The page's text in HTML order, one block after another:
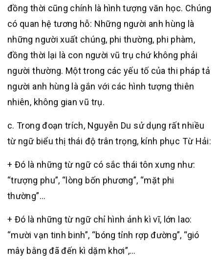
đồng thời cũng chính là hình tượng văn học. Chúng
có quan hệ tương hỗ: Những người anh hùng là
những người xuất chúng, phi thường, phi phàm,
đồng thời lại là con người vũ trụ chứ không phải
người thường. Một trong các yếu tố của thi pháp tả
người anh hùng là gắn với các hình tượng thiên
nhiên, không gian vũ trụ.
c. Trong đoạn trích, Nguyễn Du sử dụng rất nhiều
từ ngữ biểu thị thái độ trân trọng, kính phục Từ Hải:
+ Đó là những từ ngữ có sắc thái tôn xưng như:
“trượng phu”, “lòng bốn phương”, “mặt phi
thường”…
+ Đó là những từ ngữ chỉ hình ảnh kì vĩ, lớn lao:
“mười vạn tinh binh”, “bóng tỉnh rợp đường”, “gió
mây bằng đã đến kì dặm khơi”,…